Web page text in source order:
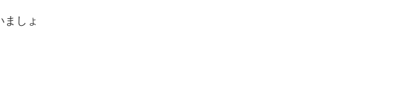
しょ